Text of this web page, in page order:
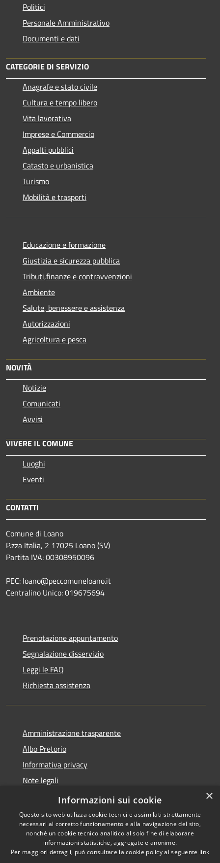
Politici
Personale Amministrativo
Documenti e dati
CATEGORIE DI SERVIZIO
Anagrafe e stato civile
Cultura e tempo libero
Vita lavorativa
Imprese e Commercio
Appalti pubblici
Catasto e urbanistica
Turismo
Mobilità e trasporti
Educazione e formazione
Giustizia e sicurezza pubblica
Tributi,finanze e contravvenzioni
Ambiente
Salute, benessere e assistenza
Autorizzazioni
Agricoltura e pesca
NOVITÀ
Notizie
Comunicati
Avvisi
VIVERE IL COMUNE
Luoghi
Eventi
CONTATTI
Comune di Loano
P.zza Italia, 2 17025 Loano (SV)
Partita IVA: 00308950096
PEC: loano@peccomuneloano.it
Centralino Unico: 019675694
Prenotazione appuntamento
Segnalazione disservizio
Leggi le FAQ
Richiesta assistenza
Amministrazione trasparente
Albo Pretorio
Informativa privacy
Note legali
Dichiarazione di accessibilità
Accessibilità
Copyright © 2026 • Comune di
Loano • Powered by
×
Informazioni sui cookie
Questo sito web utilizza cookie tecnici e assimilati strettamente
necessari al corretto funzionamento e alla navigazione del sito,
nonché un cookie tecnico analitico al solo fine di elaborare
informazioni statistiche, aggregate e anonime.
Per maggiori dettagli, può consultare la cookie policy al seguente link